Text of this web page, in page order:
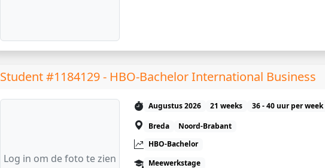
Student #1184129 - HBO-Bachelor International Business
Log in om de foto te zien
Augustus 2026 21 weeks
36 - 40 uur per week
Breda
Noord-Brabant
HBO-Bachelor
Meewerkstage